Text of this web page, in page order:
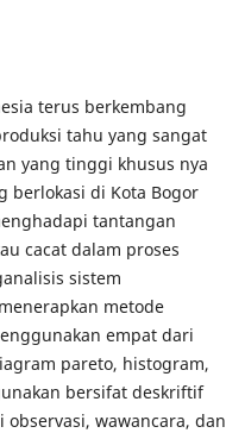
terus berkembang
tahu yang sangat
yang tinggi khusus nya
berlokasi di Kota Bogor
tantangan
cacat dalam proses
sistem
metode
empat dari
pareto, histogram,
bersifat deskriftif
wawancara, dan